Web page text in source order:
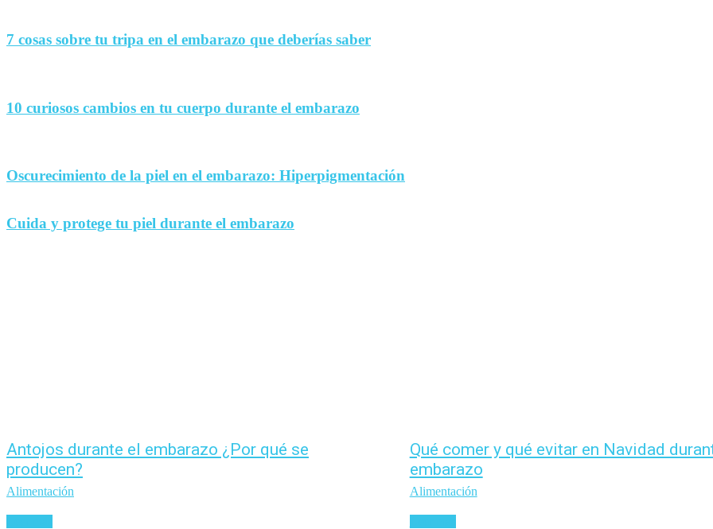
7 cosas sobre tu tripa en el embarazo que deberías saber
10 curiosos cambios en tu cuerpo durante el embarazo
Oscurecimiento de la piel en el embarazo: Hiperpigmentación
Cuida y protege tu piel durante el embarazo
Antojos durante el embarazo ¿Por qué se
producen?
Alimentación
Qué comer y qué evitar en Navidad
embarazo
Alimentación